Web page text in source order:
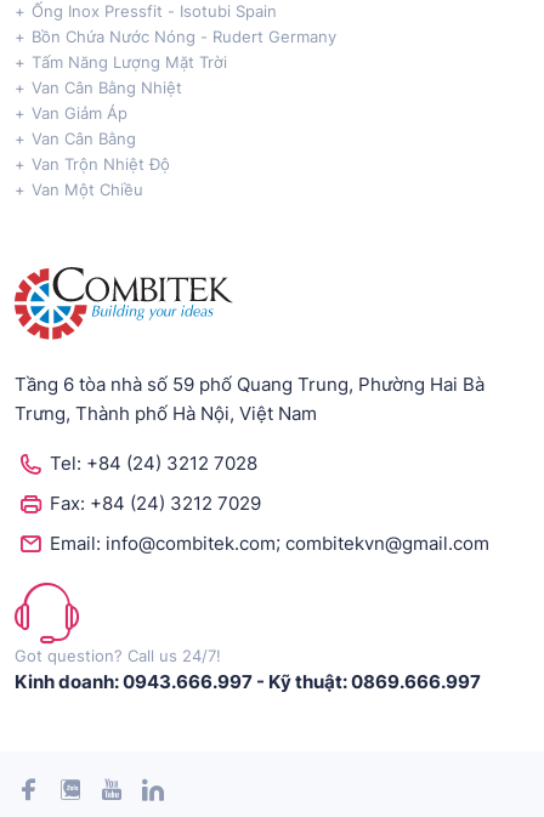
Ống Inox Pressfit - Isotubi Spain
Bồn Chứa Nước Nóng - Rudert Germany
Tấm Năng Lượng Mặt Trời
Van Cân Bằng Nhiệt
Van Giảm Áp
Van Cân Bằng
Van Trộn Nhiệt Độ
Van Một Chiều
Tầng 6 tòa nhà số 59 phố Quang Trung, Phường Hai Bà
Trưng, Thành phố Hà Nội, Việt Nam
Tel: +84 (24) 3212 7028
Fax: +84 (24) 3212 7029
Email: info@combitek.com; combitekvn@gmail.com
Got question? Call us 24/7!
Kinh doanh: 0943.666.997 - Kỹ thuật: 0869.666.997